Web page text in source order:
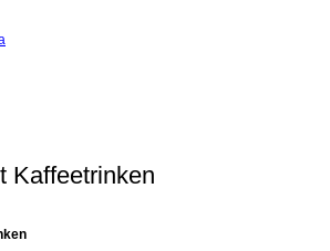
Kaffeetrinken